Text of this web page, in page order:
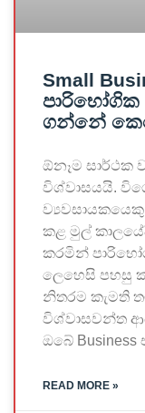
Small
පාරිභෝගික
ගන්නේ
ඕනෑම සාර්ථක
විශ්වාසයයි.
ව්‍යවසායකයෙකු
කළ මුල්
කරමින්
ලෙහෙසි පහසු
නිතරම කැමති
විශ්වාසවන්ත
ඔබේ
READ MORE »